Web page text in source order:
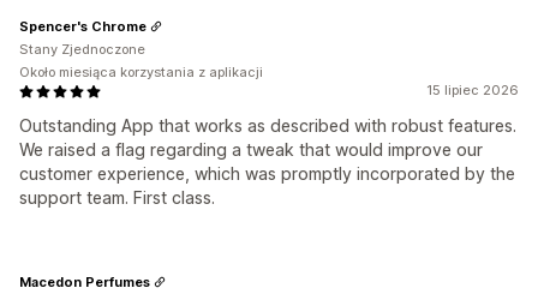
15 lipiec 2026
Outstanding App that works as described with robust features.
We raised a flag regarding a tweak that would improve our
customer experience, which was promptly incorporated by the
support team. First class.
Spencer's Chrome
Stany Zjednoczone
Około miesiąca korzystania z aplikacji
Macedon Perfumes